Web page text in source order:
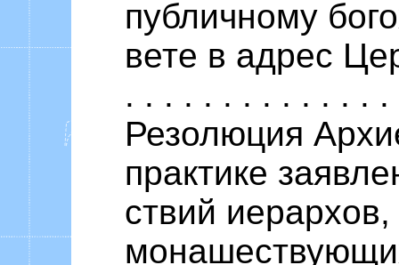
публичному
вете в адрес
. . . . . . . . . . . . .
Резолюция
практике
ствий